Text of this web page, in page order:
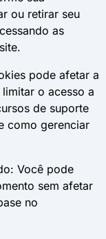
ou retirar seu
as
pode afetar a
o acesso a
de suporte
como gerenciar
Você pode
sem afetar
no